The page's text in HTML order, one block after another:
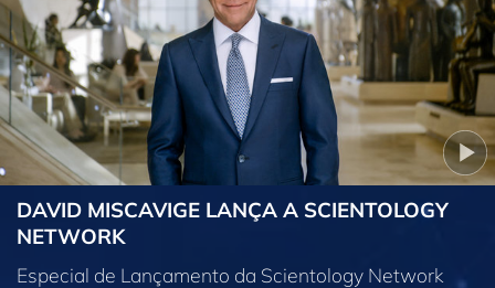
DAVID MISCAVIGE LANÇA A SCIENTOLOGY
NETWORK
Especial de Lançamento da Scientology Network